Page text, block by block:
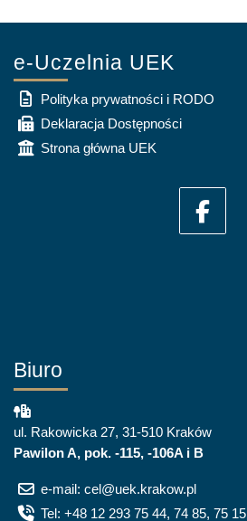
e-Uczelnia UEK
Polityka prywatności i RODO
Deklaracja Dostępności
Strona główna UEK
Biuro
ul. Rakowicka 27, 31-510 Kraków
Pawilon A, pok. -115, -106A i B
e-mail: cel@uek.krakow.pl
Tel: +48 12 293 75 44, 74 85, 75 15